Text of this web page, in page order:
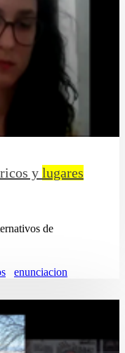
y lugares
de
enunciacion